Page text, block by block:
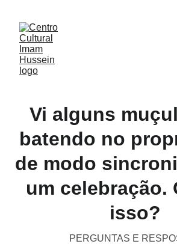
Vi alguns
batendo no
de modo
um celebração.
isso?
PERGUNTAS E